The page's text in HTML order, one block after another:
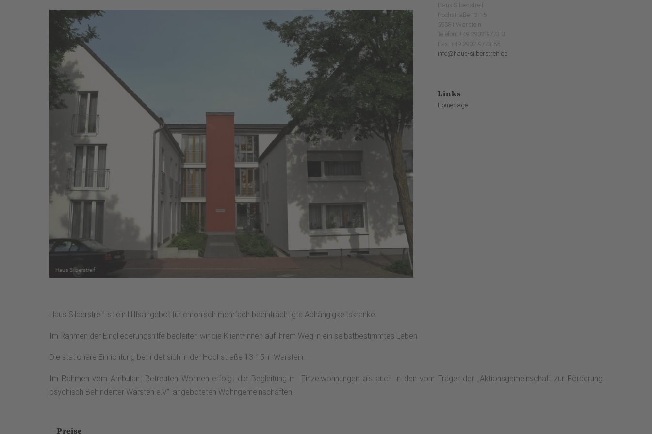
Haus Silberstreif
Hochstraße 13-15
59581 Warstein
Telefon: +49 2902-9773-3
Fax: +49 2902-9773-55
info@haus-silberstreif.de
Links
Homepage
Haus Silberstreif ist ein Hilfsangebot für chronisch mehrfach beeinträchtigte Abhängigkeitskranke.
Im Rahmen der Eingliederungshilfe begleiten wir die Klient*innen auf ihrem Weg in ein selbstbestimmtes Leben.
Die stationäre Einrichtung befindet sich in der Hochstraße 13-15 in Warstein.
Im Rahmen vom Ambulant Betreuten Wohnen erfolgt die Begleitung in Einzelwohnungen als auch in den vom Träger der „Aktionsgemeinschaft zur Förderung
psychisch Behinderter Warsten e.V“ .angeboteten Wohngemeinschaften.
Preise